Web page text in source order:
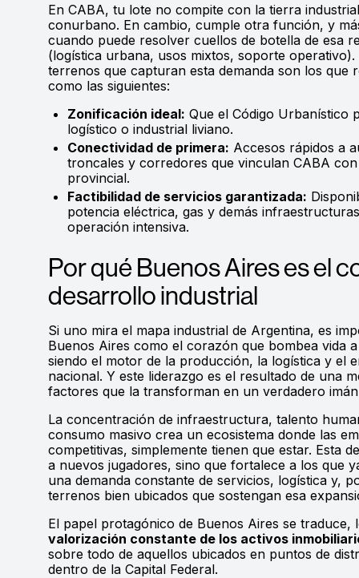
En CABA, tu lote no compite con la tierra
conurbano. En cambio, cumple otra función, y
cuando puede resolver cuellos de botella de esa
(logística urbana, usos mixtos, soporte
terrenos que capturan esta demanda son los que
como las siguientes:
Zonificación ideal: Que el Código Urbanístico
logístico o industrial liviano.
Conectividad de primera: Accesos rápidos a
troncales y corredores que vinculan CABA
provincial.
Factibilidad de servicios garantizada:
potencia eléctrica, gas y demás
operación intensiva.
Por qué Buenos Aires es el
desarrollo industrial
Si uno mira el mapa industrial de Argentina, es
Buenos Aires como el corazón que bombea vida
siendo el motor de la producción, la logística y el
nacional. Y este liderazgo es el resultado de una
factores que la transforman en un verdadero
La concentración de infraestructura, talento
consumo masivo crea un ecosistema donde las
competitivas, simplemente tienen que estar. Esta
a nuevos jugadores, sino que fortalece a los que
una demanda constante de servicios, logística y,
terrenos bien ubicados que sostengan esa
El papel protagónico de Buenos Aires se traduce,
valorización constante de los activos
sobre todo de aquellos ubicados en puntos de
dentro de la Capital Federal.